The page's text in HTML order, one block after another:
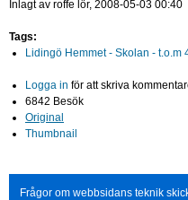
Inlagt av roffe lör, 2008-05-03 00:40
Tags:
Lidingö Hemmet - Skolan - t.o.m
Logga in för att skriva
6842 Besök
Original
Thumbnail
Frågor om webbsidans teknik